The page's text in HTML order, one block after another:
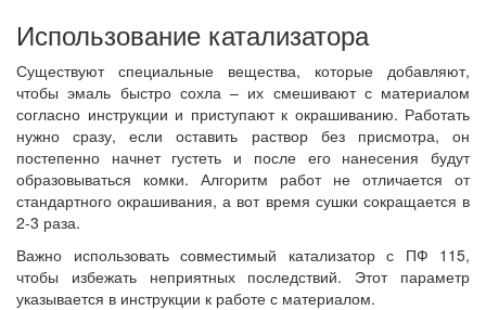
Использование катализатора
Существуют специальные вещества, которые добавляют,
чтобы эмаль быстро сохла – их смешивают с материалом
согласно инструкции и приступают к окрашиванию. Работать
нужно сразу, если оставить раствор без присмотра, он
постепенно начнет густеть и после его нанесения будут
образовываться комки. Алгоритм работ не отличается от
стандартного окрашивания, а вот время сушки сокращается в
2-3 раза.
Важно использовать совместимый катализатор с ПФ 115,
чтобы избежать неприятных последствий. Этот параметр
указывается в инструкции к работе с материалом.